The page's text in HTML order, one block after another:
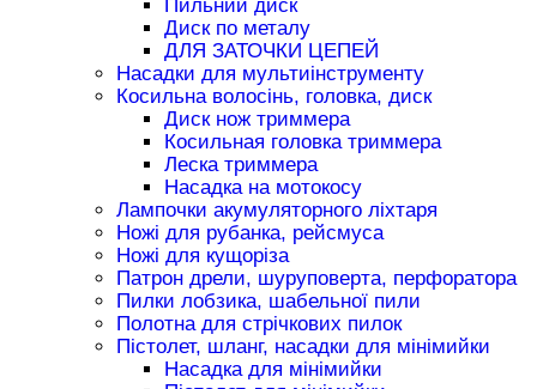
Пильний диск
Диск по металу
ДЛЯ ЗАТОЧКИ ЦЕПЕЙ
Насадки для мультиінструменту
Косильна волосінь, головка, диск
Диск нож триммера
Косильная головка триммера
Леска триммера
Насадка на мотокосу
Лампочки акумуляторного ліхтаря
Ножі для рубанка, рейсмуса
Ножі для кущоріза
Патрон дрели, шуруповерта, перфоратора
Пилки лобзика, шабельної пили
Полотна для стрічкових пилок
Пістолет, шланг, насадки для мінімийки
Насадка для мінімийки